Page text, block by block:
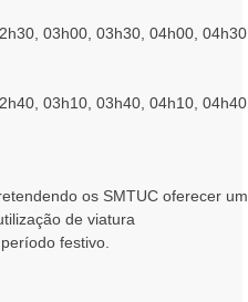
03h00, 03h30, 04h00,
03h10, 03h40, 04h10,
os SMTUC oferecer
de viatura
festivo.